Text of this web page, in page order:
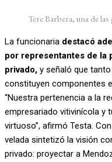
Tere Barbera, una de
La funcionaria destacó
por representantes de la
privado, y señaló que
constituyen componentes
“Nuestra pertenencia a la
empresariado vitivinícola y
virtuoso”, afirmó Testa.
velada sintetizó la visión
privado: proyectar a